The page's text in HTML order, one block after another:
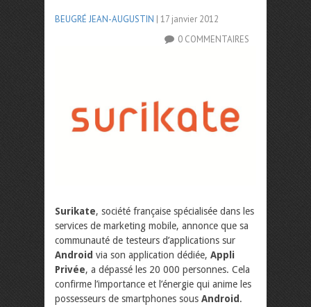
BEUGRÉ JEAN-AUGUSTIN | 17 janvier 2012
0 COMMENTAIRES
Surikate, société française spécialisée dans les
services de marketing mobile, annonce que sa
communauté de testeurs d’applications sur
Android via son application dédiée, Appli
Privée, a dépassé les 20 000 personnes. Cela
confirme l’importance et l’énergie qui anime les
possesseurs de smartphones sous Android .